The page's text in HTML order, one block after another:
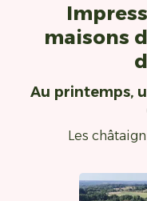
maisons
Au printemps,
Les